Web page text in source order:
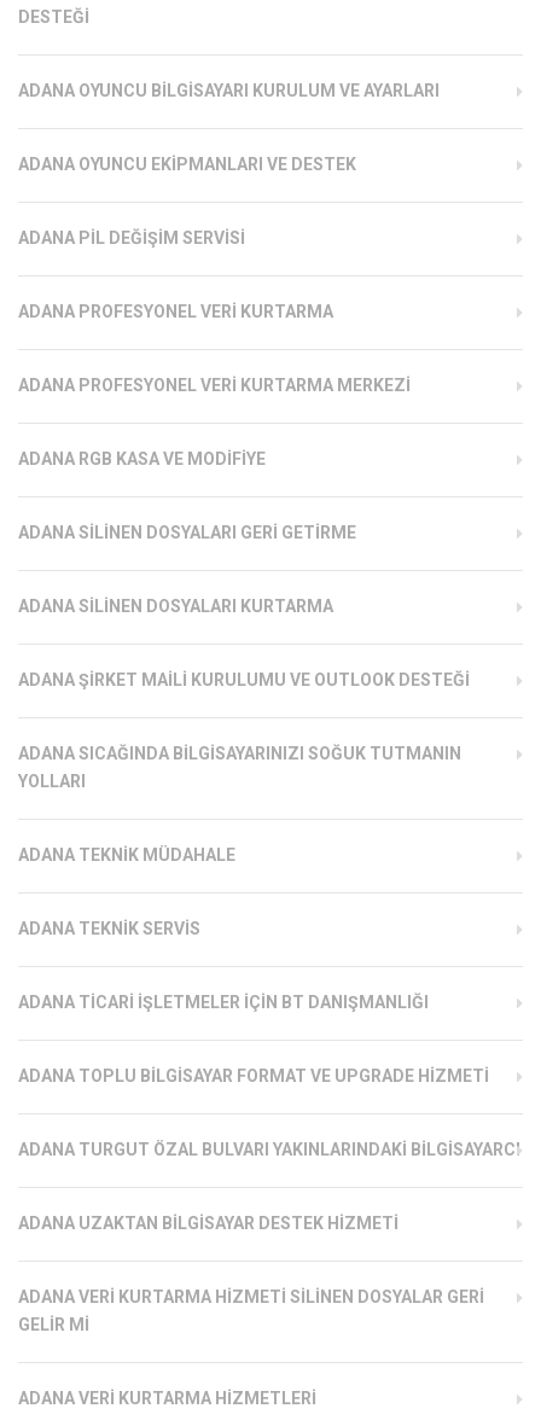
DESTEĞI
ADANA OYUNCU BILGISAYARI KURULUM VE AYARLARI
ADANA OYUNCU EKIPMANLARI VE DESTEK
ADANA PIL DEĞIŞIM SERVISI
ADANA PROFESYONEL VERI KURTARMA
ADANA PROFESYONEL VERI KURTARMA MERKEZI
ADANA RGB KASA VE MODIFIYE
ADANA SILINEN DOSYALARI GERI GETIRME
ADANA SILINEN DOSYALARI KURTARMA
ADANA ŞIRKET MAILI KURULUMU VE OUTLOOK DESTEĞI
ADANA SICAĞINDA BILGISAYARINIZI SOĞUK TUTMANIN
YOLLARI
ADANA TEKNIK MÜDAHALE
ADANA TEKNIK SERVIS
ADANA TICARI İŞLETMELER İÇIN BT DANIŞMANLIĞI
ADANA TOPLU BILGISAYAR FORMAT VE UPGRADE HIZMETI
ADANA TURGUT ÖZAL BULVARI YAKINLARINDAKI BILGISAYARCI
ADANA UZAKTAN BILGISAYAR DESTEK HIZMETI
ADANA VERI KURTARMA HIZMETI SILINEN DOSYALAR GERI
GELIR MI
ADANA VERI KURTARMA HIZMETLERI